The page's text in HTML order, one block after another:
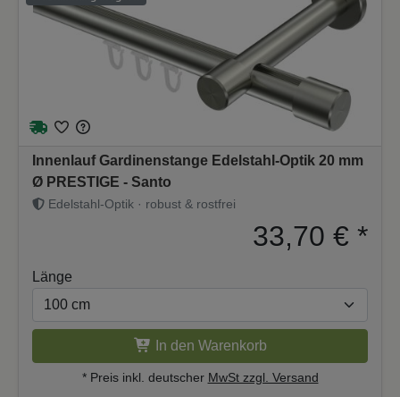
Innenlauf Gardinenstange Edelstahl-Optik 20 mm
Ø PRESTIGE - Santo
Edelstahl-Optik · robust & rostfrei
33,70 € *
Länge
In den Warenkorb
* Preis inkl. deutscher MwSt zzgl. Versand